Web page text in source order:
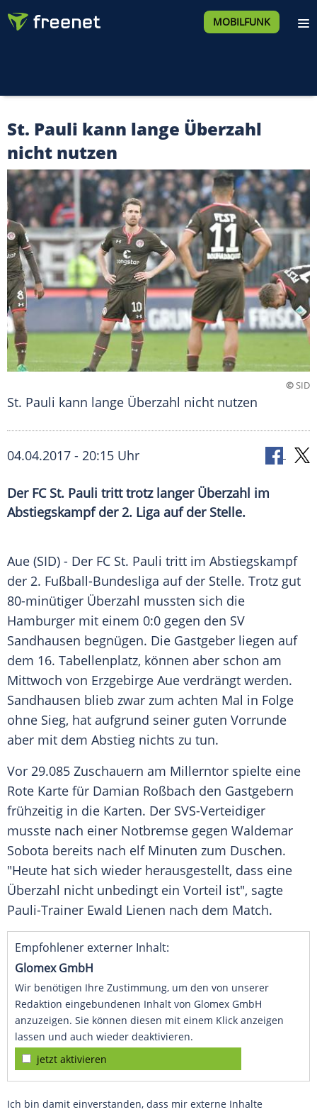
MOBILFUNK
St. Pauli kann lange Überzahl
nicht nutzen
©SID
St. Pauli kann lange Überzahl nicht nutzen
04.04.2017 - 20:15 Uhr
Der FC St. Pauli tritt trotz langer Überzahl im
Abstiegskampf der 2. Liga auf der Stelle.
Aue (SID) - Der FC St. Pauli tritt im Abstiegskampf
der 2. Fußball-Bundesliga auf der Stelle. Trotz gut
80-minütiger Überzahl mussten sich die
Hamburger mit einem 0:0 gegen den SV
Sandhausen begnügen. Die Gastgeber liegen auf
dem 16. Tabellenplatz, können aber schon am
Mittwoch von Erzgebirge Aue verdrängt werden.
Sandhausen blieb zwar zum achten Mal in Folge
ohne Sieg, hat aufgrund seiner guten Vorrunde
aber mit dem Abstieg nichts zu tun.
Vor 29.085 Zuschauern am Millerntor spielte eine
Rote Karte für Damian Roßbach den Gastgebern
frühzeitig in die Karten. Der SVS-Verteidiger
musste nach einer Notbremse gegen Waldemar
Sobota bereits nach elf Minuten zum Duschen.
"Heute hat sich wieder herausgestellt, dass eine
Überzahl nicht unbedingt ein Vorteil ist", sagte
Pauli-Trainer Ewald Lienen nach dem Match.
Empfohlener externer Inhalt:
Glomex GmbH
Wir benötigen Ihre Zustimmung, um den von unserer
Redaktion eingebundenen Inhalt von Glomex GmbH
anzuzeigen. Sie können diesen mit einem Klick anzeigen
lassen und auch wieder deaktivieren.
jetzt aktivieren
Ich bin damit einverstanden, dass mir externe Inhalte